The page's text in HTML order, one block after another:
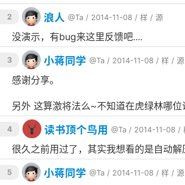
        text-decoration: none;
        font-size:
13px;
        text-shadow:
0px 0
        padding:
4 px 10px;
        border: medium none;
        padding:
5px 0px;
        display: block;
        opacity:
        vertical-align: middle;
        }
        </style>
    </head>
    <body>
2 浪人 @Ta / 2014-11-08 / 样 / 源
没演示，有bug来这里反馈吧....
3 小蒋同学 @Ta / 2014-11-08 / 样 / 源
感谢分享。
另外 这算激将法么~不知道在虎绿林哪位
4 读书顶个鸟用 @Ta / 2014-11-08 /
很久之前用过了，其实我想看的是自动解
5 小蒋同学 @Ta / 2014-11-08 / 样 / 源